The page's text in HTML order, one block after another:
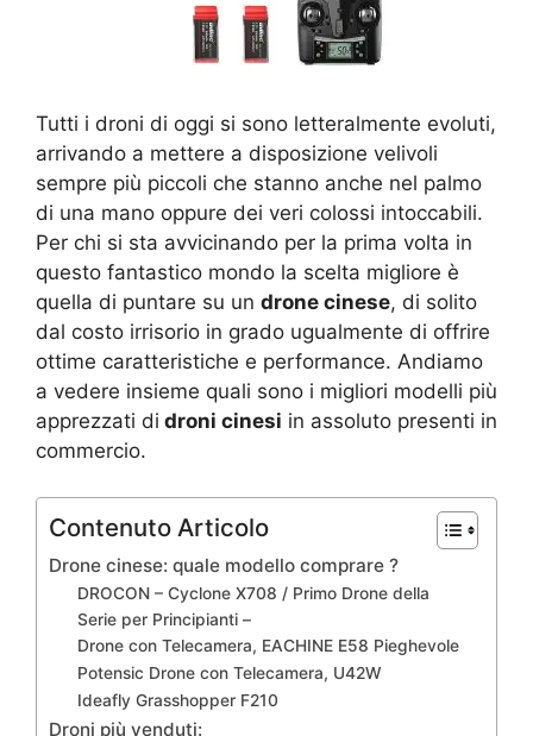
Tutti i droni di oggi si sono letteralmente evoluti,
arrivando a mettere a disposizione velivoli
sempre più piccoli che stanno anche nel palmo
di una mano oppure dei veri colossi intoccabili.
Per chi si sta avvicinando per la prima volta in
questo fantastico mondo la scelta migliore è
quella di puntare su un drone cinese, di solito
dal costo irrisorio in grado ugualmente di offrire
ottime caratteristiche e performance. Andiamo
a vedere insieme quali sono i migliori modelli più
apprezzati di droni cinesi in assoluto presenti in
commercio.
Contenuto Articolo
Drone cinese: quale modello comprare ?
DROCON – Cyclone X708 / Primo Drone della
Serie per Principianti –
Drone con Telecamera, EACHINE E58 Pieghevole
Potensic Drone con Telecamera, U42W
Ideafly Grasshopper F210
Droni più venduti: